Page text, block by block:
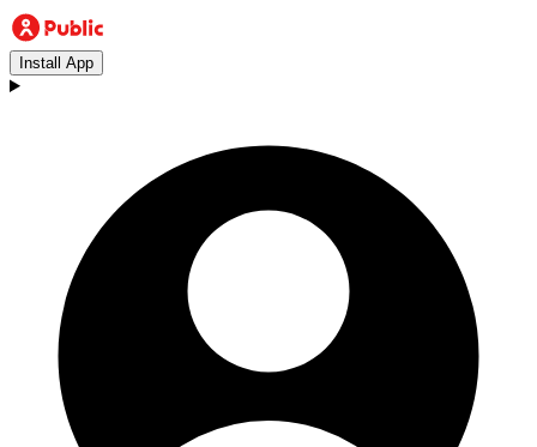
Install App